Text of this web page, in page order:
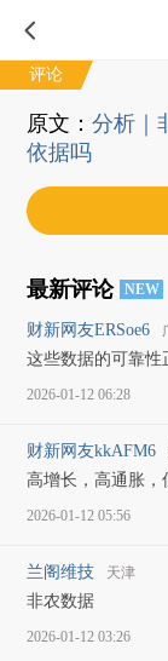
评论
原文：分析｜
依据吗
最新评论 NEW
财新网友ERSoe6
这些数据的可靠
2026-01-12 06:28
财新网友kkAFM6
高增长，高通胀，
2026-01-12 05:56
兰阁维技 天津
非农数据
2026-01-12 03:26